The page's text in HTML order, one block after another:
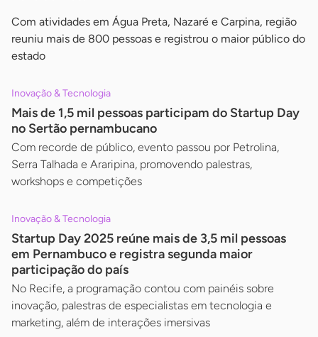
Com atividades em Água Preta, Nazaré e Carpina, região
reuniu mais de 800 pessoas e registrou o maior público do
estado
Inovação & Tecnologia
Mais de 1,5 mil pessoas participam do Startup Day
no Sertão pernambucano
Com recorde de público, evento passou por Petrolina,
Serra Talhada e Araripina, promovendo palestras,
workshops e competições
Inovação & Tecnologia
Startup Day 2025 reúne mais de 3,5 mil pessoas
em Pernambuco e registra segunda maior
participação do país
No Recife, a programação contou com painéis sobre
inovação, palestras de especialistas em tecnologia e
marketing, além de interações imersivas